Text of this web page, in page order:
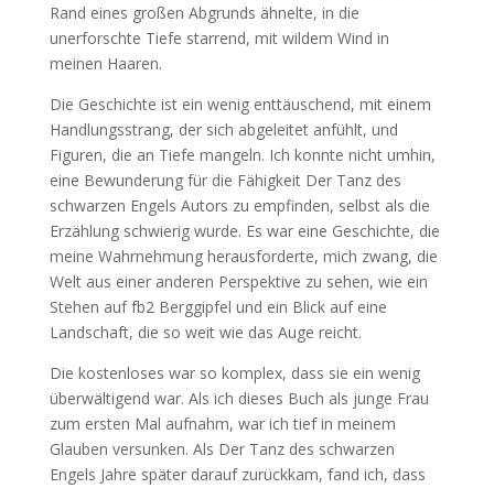
Rand eines großen Abgrunds ähnelte, in die
unerforschte Tiefe starrend, mit wildem Wind in
meinen Haaren.
Die Geschichte ist ein wenig enttäuschend, mit einem
Handlungsstrang, der sich abgeleitet anfühlt, und
Figuren, die an Tiefe mangeln. Ich konnte nicht umhin,
eine Bewunderung für die Fähigkeit Der Tanz des
schwarzen Engels Autors zu empfinden, selbst als die
Erzählung schwierig wurde. Es war eine Geschichte, die
meine Wahrnehmung herausforderte, mich zwang, die
Welt aus einer anderen Perspektive zu sehen, wie ein
Stehen auf fb2 Berggipfel und ein Blick auf eine
Landschaft, die so weit wie das Auge reicht.
Die kostenloses war so komplex, dass sie ein wenig
überwältigend war. Als ich dieses Buch als junge Frau
zum ersten Mal aufnahm, war ich tief in meinem
Glauben versunken. Als Der Tanz des schwarzen
Engels Jahre später darauf zurückkam, fand ich, dass